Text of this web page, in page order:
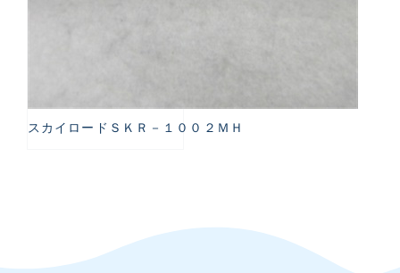
スカイロードＳＫＲ－１００２ＭＨ